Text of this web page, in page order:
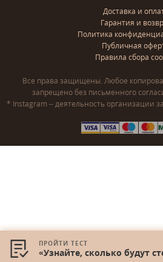
Доставка и
Гарантия и
Политика
Публичная
Правила сбора
Все права защищены. Любое
запрещено без письменного
* Instagram – деятельность организации
ПРОЙТИ ТЕСТ
«Узнайте, сколько будут